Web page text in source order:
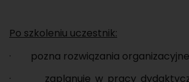
Po szko­le­niu uczest­nik:
· pozna roz­wią­za­nia
· za­pla­nu­je w pracy